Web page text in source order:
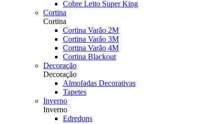
Cobre Leito Super King
Cortina
Cortina
Cortina Varão 2M
Cortina Varão 3M
Cortina Varão 4M
Cortina Blackout
Decoração
Decoração
Almofadas Decorativas
Tapetes
Inverno
Inverno
Edredons